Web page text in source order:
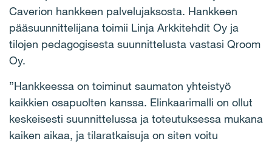
Caverion hankkeen palvelujaksosta. Hankkeen
pääsuunnittelijana toimii Linja Arkkitehdit Oy ja
tilojen pedagogisesta suunnittelusta vastasi Qroom
Oy.
”Hankkeessa on toiminut saumaton yhteistyö
kaikkien osapuolten kanssa. Elinkaarimalli on ollut
keskeisesti suunnittelussa ja toteutuksessa mukana
kaiken aikaa, ja tilaratkaisuja on siten voitu